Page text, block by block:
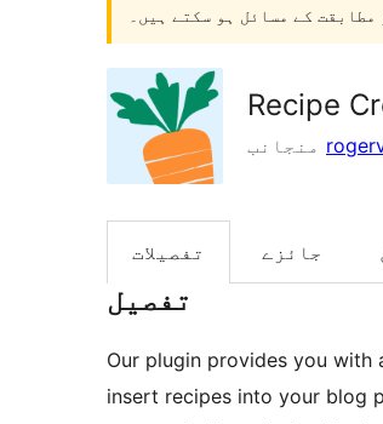
کے مسائل ہو سکتے ہیں۔
Recipe
تفصیلات جائزے
تفصیل
Our plugin provides you
insert recipes into your blog